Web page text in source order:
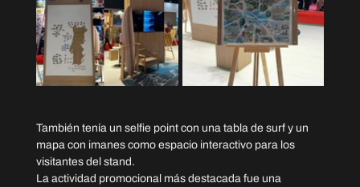
También tenía un selfie point con una tabla de surf y un
mapa con imanes como espacio interactivo para los
visitantes del stand.
La actividad promocional más destacada fue una